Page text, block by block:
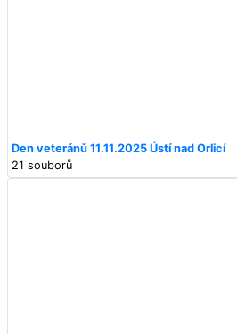
Den veteránů 11.11.2025 Ústí nad Orlicí
21 souborů